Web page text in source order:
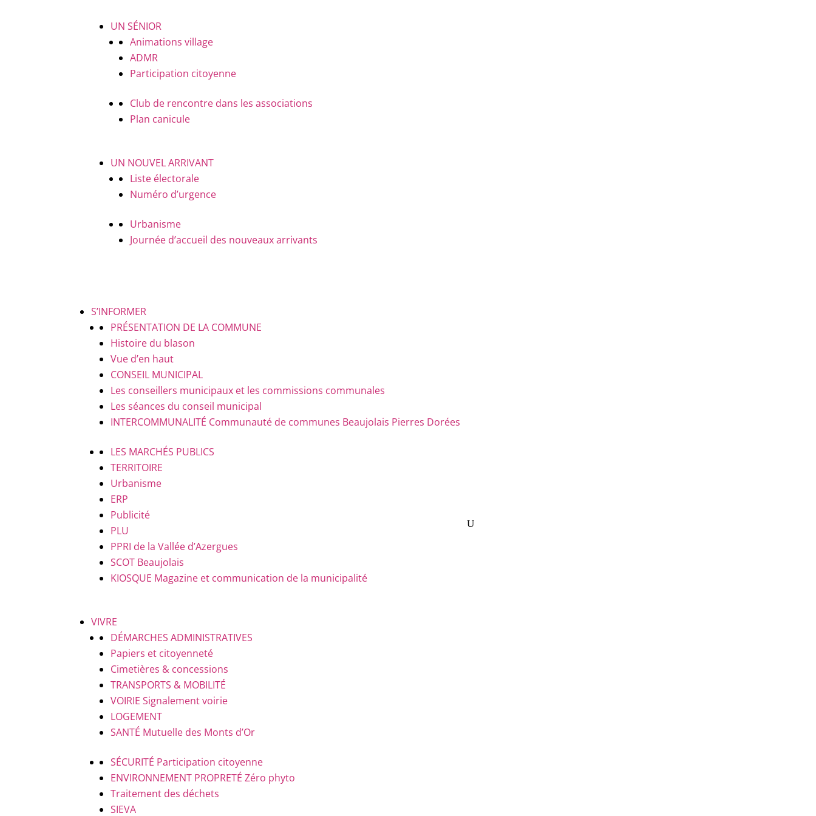
UN SÉNIOR
Animations village
ADMR
Participation citoyenne
Club de rencontre dans les associations
Plan canicule
UN NOUVEL ARRIVANT
Liste électorale
Numéro d’urgence
Urbanisme
Journée d’accueil des nouveaux arrivants
S’INFORMER
PRÉSENTATION DE LA COMMUNE
Histoire du blason
Vue d’en haut
CONSEIL MUNICIPAL
Les conseillers municipaux et les commissions communales
Les séances du conseil municipal
INTERCOMMUNALITÉ Communauté de communes Beaujolais Pierres Dorées
LES MARCHÉS PUBLICS
TERRITOIRE
Urbanisme
ERP
Publicité
PLU
PPRI de la Vallée d’Azergues
SCOT Beaujolais
KIOSQUE Magazine et communication de la municipalité
VIVRE
DÉMARCHES ADMINISTRATIVES
Papiers et citoyenneté
Cimetières & concessions
TRANSPORTS & MOBILITÉ
VOIRIE Signalement voirie
LOGEMENT
SANTÉ Mutuelle des Monts d’Or
SÉCURITÉ Participation citoyenne
ENVIRONNEMENT PROPRETÉ Zéro phyto
Traitement des déchets
SIEVA